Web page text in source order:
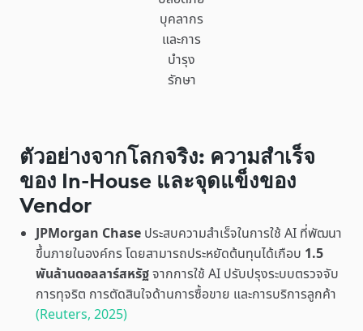
บุคลากร
และการ
บำรุง
รักษา
ตัวอย่างจากโลกจริง: ความสำเร็จ
ของ In-House และจุดแข็งของ
Vendor
JPMorgan Chase ประสบความสำเร็จในการใช้ AI ที่พัฒนา
ขึ้นภายในองค์กร โดยสามารถประหยัดต้นทุนได้เกือบ 1.5
พันล้านดอลลาร์สหรัฐจากการใช้ AI ปรับปรุงระบบตรวจจับ
การทุจริต การตัดสินใจด้านการซื้อขาย และการบริการลูกค้า
(Reuters, 2025)